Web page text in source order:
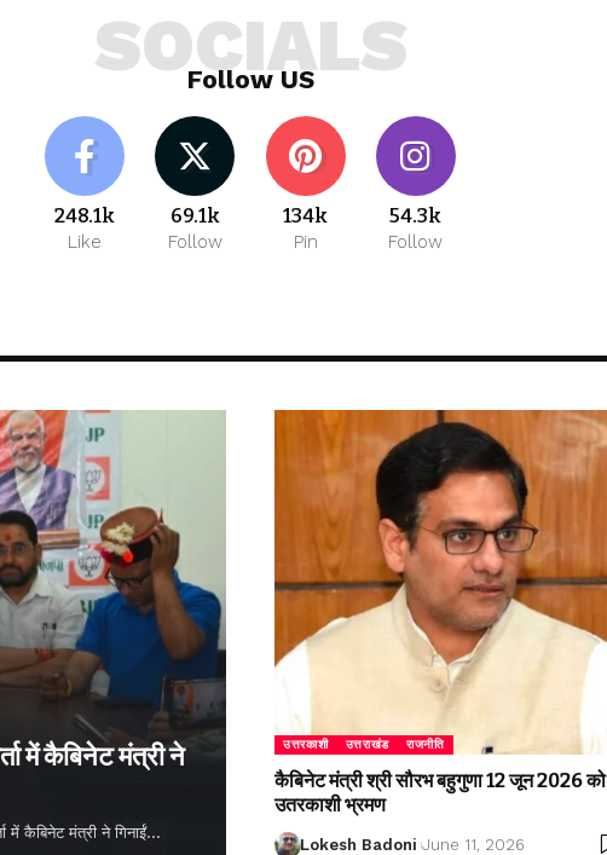
Follow US
SOCIALS
248.1k
Like
69.1k
Follow
134k
Pin
54.3k
Follow
में कैबिनेट मंत्री ने
में कैबिनेट मंत्री ने गिनाईं…
उत्तरकाशी उत्तराखंड राजनीति
कैबिनेट मंत्री श्री सौरभ बहुगुणा 12 जून 2026 को
उतरकाशी भ्रमण
Lokesh Badoni June 11, 2026